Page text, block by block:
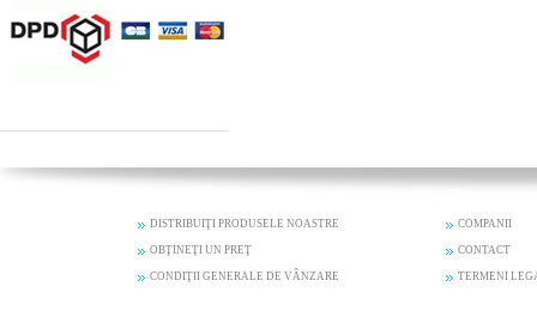
DISTRIBUIŢI PRODUSELE NOASTRE COMPANII
OBŢINEŢI UN PREŢ CONTACT
CONDIŢII GENERALE DE VÂNZARE TERMENI